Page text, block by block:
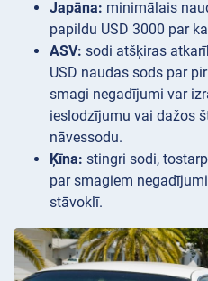
Japāna: minimālais
papildu USD 3000 par
ASV: sodi atšķiras
USD naudas sods par
smagi negadījumi var
ieslodzījumu vai dažos
nāvessodu.
Ķīna: stingri sodi,
par smagiem
stāvoklī.